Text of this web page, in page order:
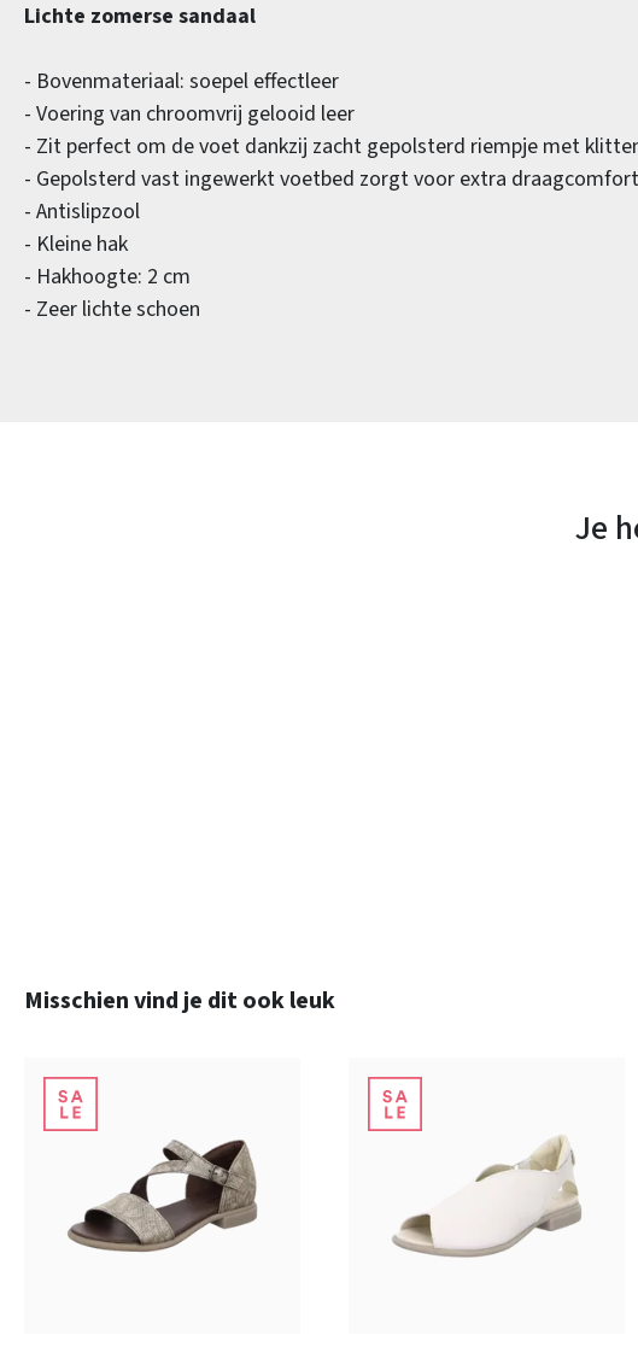
Lichte zomerse sandaal
- Bovenmateriaal: soepel effectleer
- Voering van chroomvrij gelooid leer
- Zit perfect om de voet dankzij zacht gepolsterd riempje met
- Gepolsterd vast ingewerkt voetbed zorgt voor extra draagcomfort
- Antislipzool
- Kleine hak
- Hakhoogte: 2 cm
- Zeer lichte schoen
Je
Productgalerij overslaan
Misschien vind je dit ook leuk